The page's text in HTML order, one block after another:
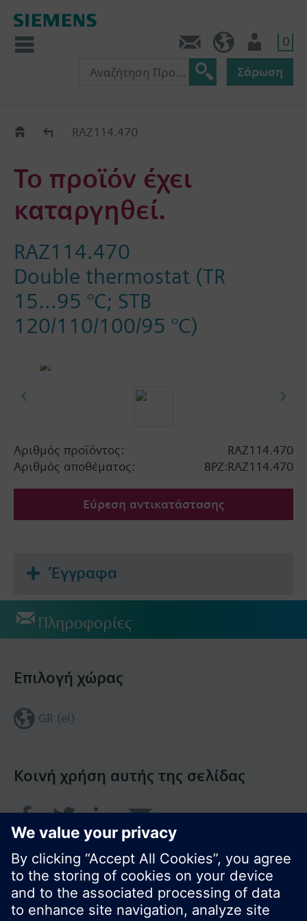
0
Σάρωση
Old2NewRAZ114.470
Το προϊόν έχει
καταργηθεί.
RAZ114.470
Double thermostat (TR
15...95 °C; STB
120/110/100/95 °C)
Αριθμός προϊόντος:
RAZ114.470
Αριθμός αποθέματος:
BPZ:RAZ114.470
Εύρεση αντικατάστασης
Έγγραφα
Πληροφορίες
Κοινή χρήση αυτής της σελίδας
Επιλογή χώρας
GR (el)